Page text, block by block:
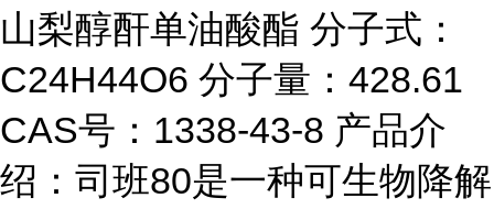
山梨醇酐单油酸酯 分子式：
C24H44O6 分子量：428.61
CAS号：1338-43-8 产品介
绍：司班80是一种可生物降解